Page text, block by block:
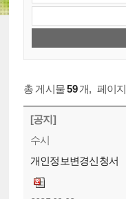
총 게시물59개, 페이지
[공지]
수시
개인정보변경신청서